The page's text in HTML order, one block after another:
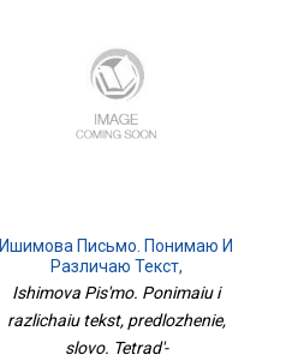
Ишимова Письмо. Понимаю И
Различаю Текст,
Предложение, Слово.
Ishimova Pis'mo. Ponimaiu i
razlichaiu tekst, predlozhenie,
slovo. Tetrad'-